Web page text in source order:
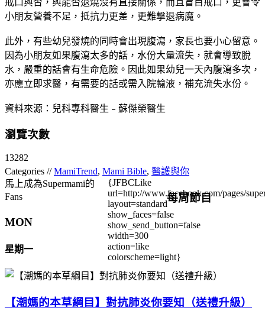
小朋友營養不足，抵抗力更差，更難撃退病魔。
此外，有些幼兒發燒的同時會出現腹瀉，家長也要小心留意。
因為小朋友如果腹瀉太多的話，水份大量流失，就會導致脫
水，嚴重的話會有生命危險。因此如果幼兒一天內腹瀉多次，
亦應立即求醫，有需要的話或需入院輸液，補充流失水份。
資料來源：兒科專科醫生﹣蘇傑榮醫生
瀏覽次數
13282
Categories //MamiTrend, Mami Bible, 醫護與你
馬上成為Supermami的
Fans
{JFBCLike
url=http://www.facebook.com/pages/
layout=standard
show_faces=false
show_send_button=false
width=300
action=like
colorscheme=light}
每周節目
MON
星期一
【潮媽的本草綱目】對抗肺炎你要知（送禮升級）